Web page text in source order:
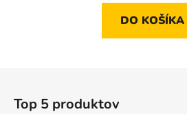
DO KOŠÍKA
Top 5 produktov